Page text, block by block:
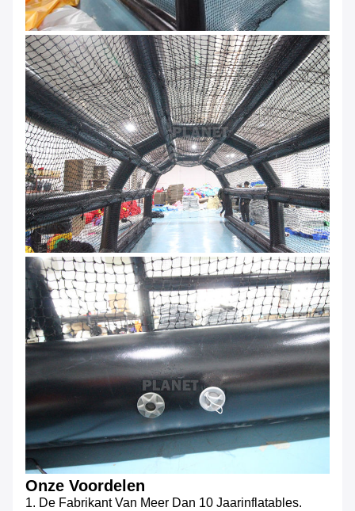
Onze Voordelen
1. De Fabrikant Van Meer Dan 10 Jaarinflatables.